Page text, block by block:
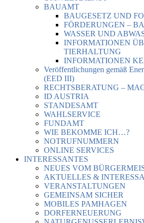
BAUAMT
BAUGESETZ UND
FÖRDERUNGEN –
WASSER UND
INFORMATIONEN
TIERHALTUNG
INFORMATIONEN
Veröffentlichungen gemäß
(EED III)
RECHTSBERATUNG –
ID AUSTRIA
STANDESAMT
WAHLSERVICE
FUNDAMT
WIE BEKOMME ICH…?
NOTRUFNUMMERN
ONLINE SERVICES
INTERESSANTES
NEUES VOM
AKTUELLES &
VERANSTALTUNGEN
GEMEINSAM SICHER
MOBILES PAMHAGEN
DORFERNEUERUNG